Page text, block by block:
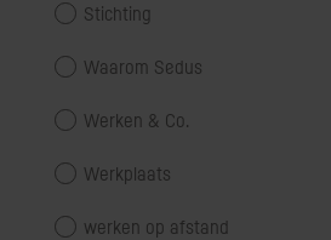
Stichting
Waarom Sedus
Werken & Co.
Werkplaats
werken op afstand